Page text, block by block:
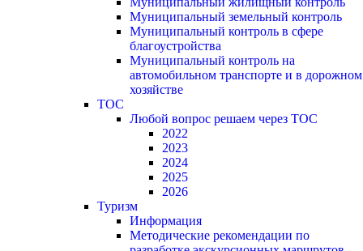
Муниципальный земельный контроль
Муниципальный контроль в сфере
благоустройства
Муниципальный контроль на
автомобильном транспорте и в дорожном
хозяйстве
ТОС
Любой вопрос решаем через ТОС
2022
2023
2024
2025
2026
Туризм
Информация
Методические рекомендации по